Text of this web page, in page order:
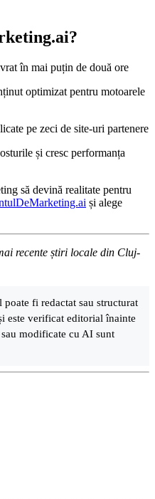
în mai puțin de două ore
optimizat pentru motoarele
pe zeci de site-uri partenere
și cresc performanța
să devină realitate pentru
și alege
recente știri locale din Cluj-
poate fi redactat sau structurat
este verificat editorial înainte
modificate cu AI sunt